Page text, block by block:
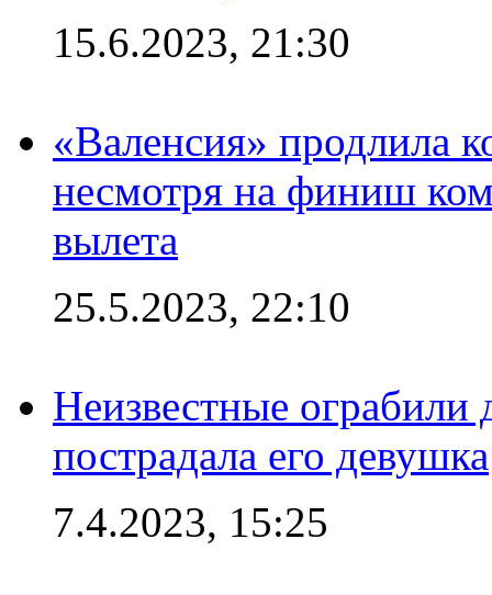
15.6.2023, 21:30
«Валенсия» продлила
несмотря на финиш
вылета
25.5.2023, 22:10
Неизвестные
пострадала его девушка
7.4.2023, 15:25